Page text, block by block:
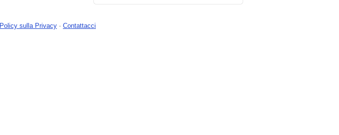
Policy sulla Privacy - Contattacci